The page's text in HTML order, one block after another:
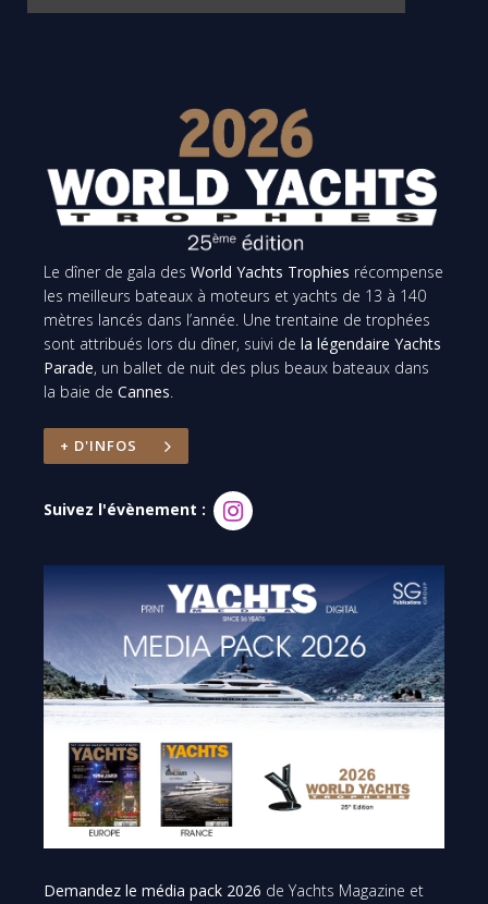
Le dîner de gala des World Yachts Trophies récompense
les meilleurs bateaux à moteurs et yachts de 13 à 140
mètres lancés dans l’année. Une trentaine de trophées
sont attribués lors du dîner, suivi de la légendaire Yachts
Parade, un ballet de nuit des plus beaux bateaux dans
la baie de Cannes.
+ D'INFOS
Suivez l'évènement :
Demandez le média pack 2026 de Yachts Magazine et